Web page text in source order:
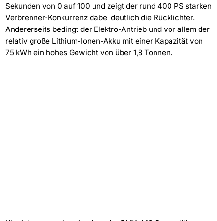
Sekunden von 0 auf 100 und zeigt der rund 400 PS starken
Verbrenner-Konkurrenz dabei deutlich die Rücklichter.
Andererseits bedingt der Elektro-Antrieb und vor allem der
relativ große Lithium-Ionen-Akku mit einer Kapazität von
75 kWh ein hohes Gewicht von über 1,8 Tonnen.